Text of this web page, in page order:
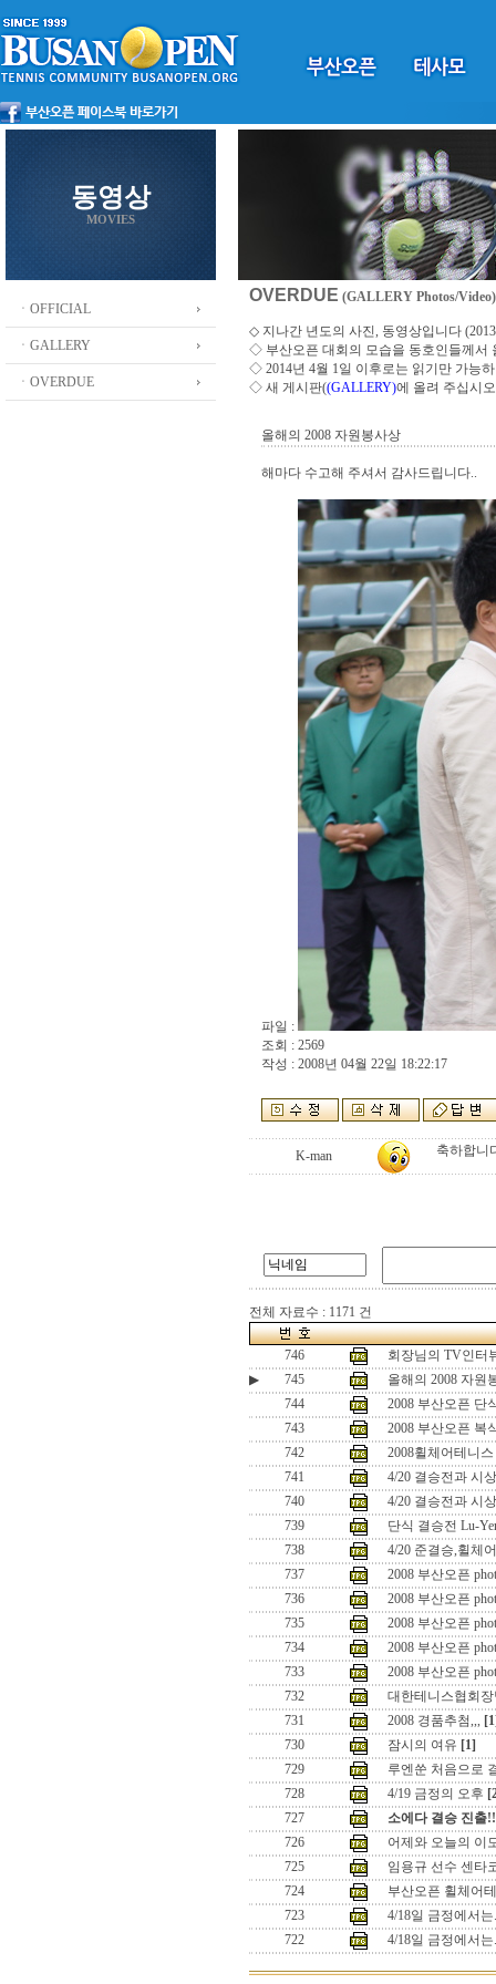
동영상
MOVIES
ㆍOFFICIAL
ㆍGALLERY
ㆍOVERDUE
OVERDUE (GALLERY Photos/Video)
◇ 지나간 년도의 사진, 동영상입니다
◇ 부산오픈 대회의 모습을 동호인들께서
◇ 2014년 4월 1일 이후로는 읽기만 가능
◇ 새 게시판((GALLERY)에 올려 주십시오
올해의 2008 자원봉사상
해마다 수고해 주셔서 감사드립니다..
파일 :
조회 : 2569
작성 : 2008년 04월 22일 18:22:17
K-man 축하합니
전체 자료수 : 1171 건
746
회장님의 TV인터
▶
745
올해의 2008 자원
744
2008 부산오픈 단
743
2008 부산오픈 복
742
2008휠체어테니
741
4/20 결승전과 시
740
4/20 결승전과 시
739
단식 결승전 Lu-
738
4/20 준결승,휠체
737
2008 부산오픈
736
2008 부산오픈
735
2008 부산오픈
734
2008 부산오픈
733
2008 부산오픈
732
대한테니스협회
731
2008 경품추첨,,,
730
잠시의 여유 [1]
729
루엔쑨 처음으로
728
4/19 금정의 오후
727
소에다 결승 진출
726
어제와 오늘의 이
725
임용규 선수 센타
724
부산오픈 휠체어
723
4/18일 금정에서는
722
4/18일 금정에서는